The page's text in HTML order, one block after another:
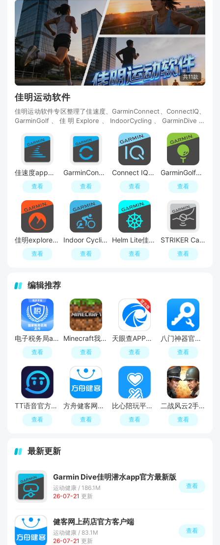
共11款
佳明运动软件
佳明运动软件专区整理了佳速度、GarminConnect、ConnectIQ、
GarminGolf、佳明Explore、IndoorCycling、GarminDive、
佳速度app官方升级版
查看
GarminConnect佳明手表连接软件安卓版
查看
Connect IQ佳明iq应用商店安卓apk
查看
GarminGolf高尔夫手表测距app
查看
佳明explore软件中文汉化版
查看
Indoor Cycling佳明室内自行车app官方版
查看
Helm Lite佳明航海app官方最新版
查看
STRIKER Cast佳明探鱼器app手机版
查看
编辑推荐
电子税务局app扫脸认证(个人所得税)
查看
Minecraft我的世界国际版最新版
查看
天眼查APP官方免费版
查看
八门神器官方正版
查看
TT语音官方正版
查看
方舟健客网上药店APP官方最新版
查看
比心陪玩平台APP官方版
查看
二战风云2手游官方客户端
查看
最新更新
Garmin Dive佳明潜水app官方最新版
运动健康 / 186.1M
26-07-21 更新
查看
健客网上药店官方客户端
运动健康 / 83.1M
26-07-21 更新
查看